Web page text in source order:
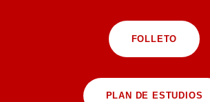
FOLLETO
PLAN DE ESTUDIOS